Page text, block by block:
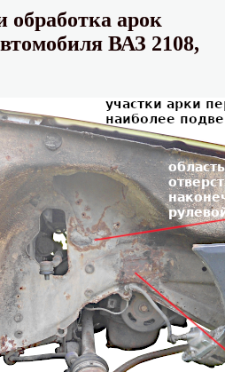
обработка арок
ВАЗ 2108,